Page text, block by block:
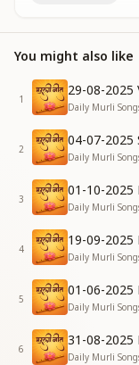
युगों-युगों से भटक
किसको कहती दिल
अंधियारों में खोई थी
मेरी हर पुकार पे
अब हर पल रहती हूँ
मैंने जबसे तुमको
[VERSE 1 –
For ages my
No one to hear
In deep dark
way,
At each
"Child, I'm with
Since I found
[CHORUS – Hindi]
शांतिधाम से चलके,
मीठे बाबा तुम खुशियों
You might also like
1
29-08-2025
Daily Murli
2
04-07-2025
Daily Murli
3
Daily Murli
4
19-09-2025
Daily Murli
5
01-06-2025
Daily Murli
6
Daily Murli